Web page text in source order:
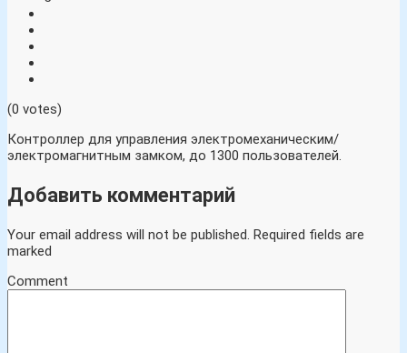
(0 votes)
Контроллер для управления электромеханическим/
электромагнитным замком, до 1300 пользователей.
Добавить комментарий
Your email address will not be published. Required fields are
marked
Comment